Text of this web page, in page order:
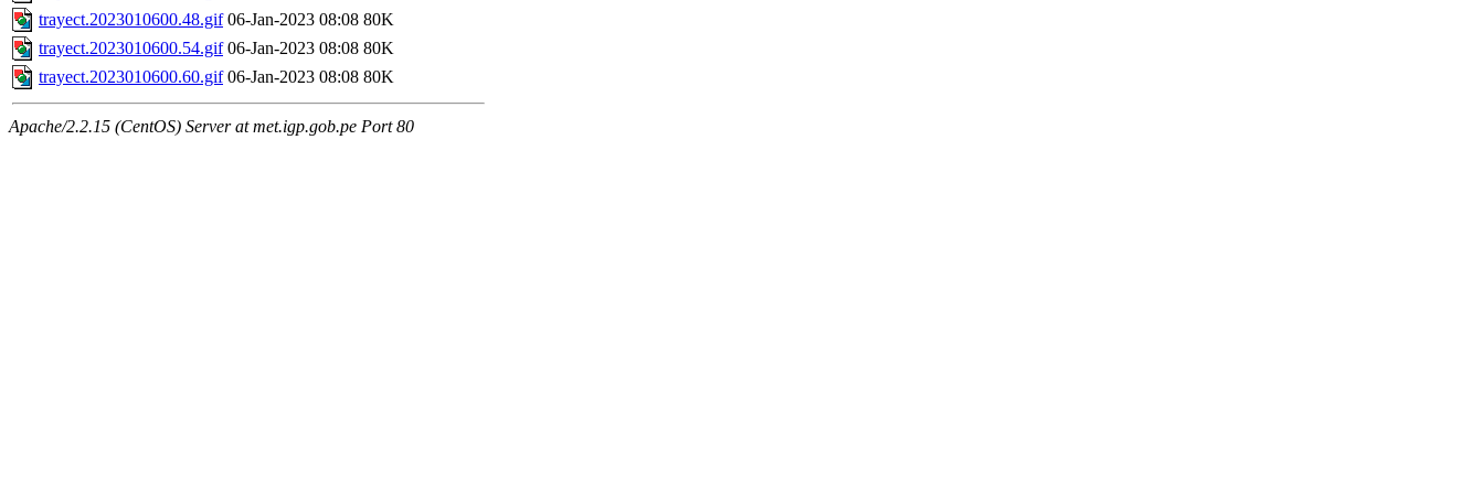
trayect.2023010600.48.gif 06-Jan-2023 08:08 80K
trayect.2023010600.54.gif 06-Jan-2023 08:08 80K
trayect.2023010600.60.gif 06-Jan-2023 08:08 80K
Apache/2.2.15 (CentOS) Server at met.igp.gob.pe Port 80